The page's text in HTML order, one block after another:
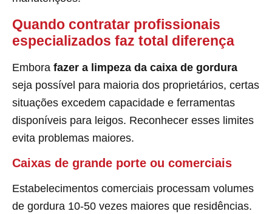
Quando contratar profissionais
especializados faz total diferença
Embora fazer a limpeza da caixa de gordura
seja possível para maioria dos proprietários, certas
situações excedem capacidade e ferramentas
disponíveis para leigos. Reconhecer esses limites
evita problemas maiores.
Caixas de grande porte ou comerciais
Estabelecimentos comerciais processam volumes
de gordura 10-50 vezes maiores que residências.